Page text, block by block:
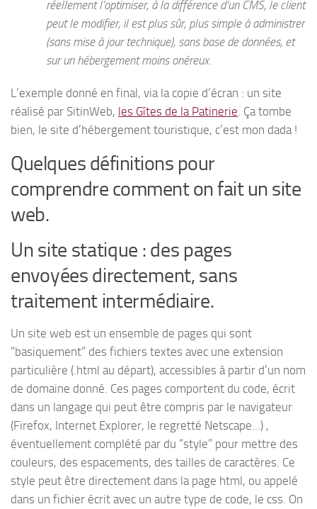
réellement l’optimiser, à la différence d’un CMS, le client
peut le modifier, il est plus sûr, plus simple à administrer
(sans mise à jour technique), sans base de données, et
sur un hébergement moins onéreux.
L’exemple donné en final, via la copie d’écran : un site
réalisé par SitinWeb, les Gîtes de la Patinerie. Ça tombe
bien, le site d’hébergement touristique, c’est mon dada !
Quelques définitions pour
comprendre comment on fait un site
web.
Un site statique : des pages
envoyées directement, sans
traitement intermédiaire.
Un site web est un ensemble de pages qui sont
“basiquement” des fichiers textes avec une extension
particulière (.html au départ), accessibles à partir d’un nom
de domaine donné. Ces pages comportent du code, écrit
dans un langage qui peut être compris par le navigateur
(Firefox, Internet Explorer, le regretté Netscape…) ,
éventuellement complété par du “style” pour mettre des
couleurs, des espacements, des tailles de caractères. Ce
style peut être directement dans la page html, ou appelé
dans un fichier écrit avec un autre type de code, le css. On